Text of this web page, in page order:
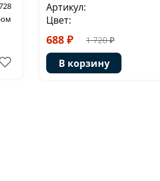
Артикул:
Цвет:
688 ₽ 1 720 ₽
В корзину